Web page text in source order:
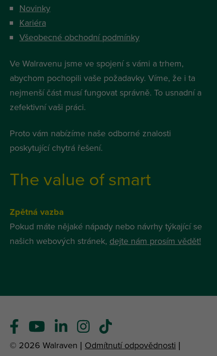
Novinky
Kariéra
Všeobecné obchodní podmínky
Ve Walravenu jsme ve spojení s vámi a trhem,
abychom pochopili vaše požadavky. Víme, že i ta
nejmenší část musí fungovat správně. To usnadní a
zefektivní vaši práci.
Proto vám nabízíme naše odborné znalosti
poskytující chytrá řešení.
The value of smart
Zpětná vazba
Pokud máte nějaké nápady nebo návrhy týkající se
našich webových stránek, dejte nám prosím vědět!
© 2026 Walraven | Odmítnutí odpovědnosti |